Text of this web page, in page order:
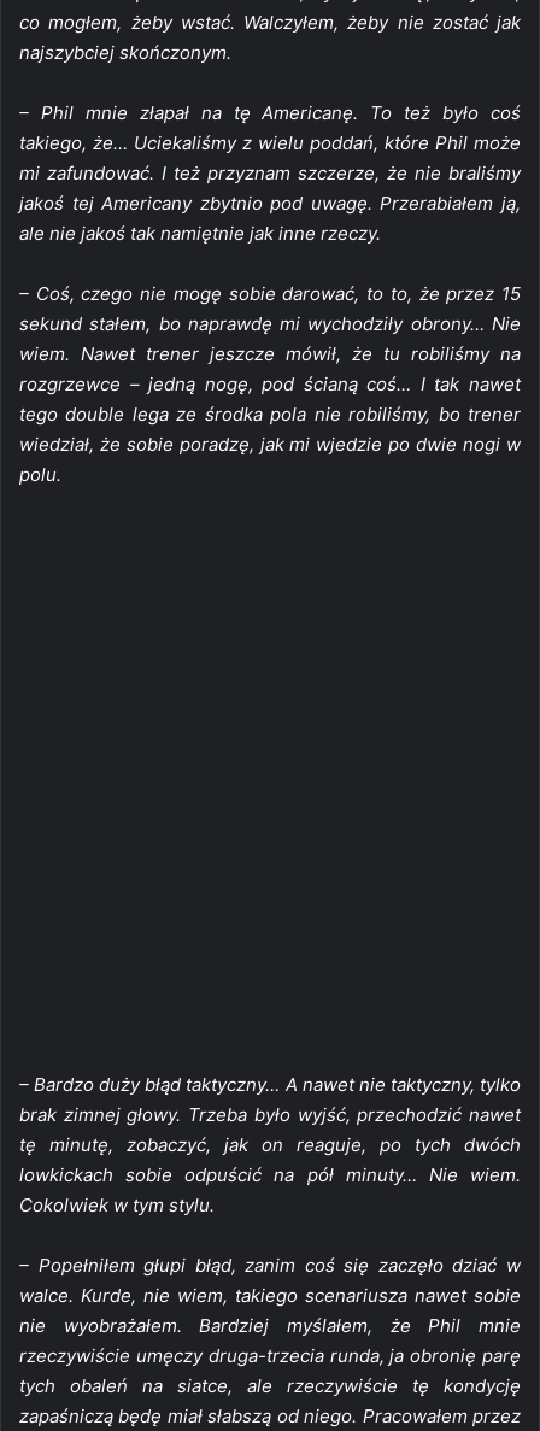
co mogłem, żeby wstać. Walczyłem, żeby nie zostać jak
najszybciej skończonym.
– Phil mnie złapał na tę Americanę. To też było coś
takiego, że… Uciekaliśmy z wielu poddań, które Phil może
mi zafundować. I też przyznam szczerze, że nie braliśmy
jakoś tej Americany zbytnio pod uwagę. Przerabiałem ją,
ale nie jakoś tak namiętnie jak inne rzeczy.
– Coś, czego nie mogę sobie darować, to to, że przez 15
sekund stałem, bo naprawdę mi wychodziły obrony… Nie
wiem. Nawet trener jeszcze mówił, że tu robiliśmy na
rozgrzewce – jedną nogę, pod ścianą coś… I tak nawet
tego double lega ze środka pola nie robiliśmy, bo trener
wiedział, że sobie poradzę, jak mi wjedzie po dwie nogi w
polu.
– Bardzo duży błąd taktyczny… A nawet nie taktyczny, tylko
brak zimnej głowy. Trzeba było wyjść, przechodzić nawet
tę minutę, zobaczyć, jak on reaguje, po tych dwóch
lowkickach sobie odpuścić na pół minuty… Nie wiem.
Cokolwiek w tym stylu.
– Popełniłem głupi błąd, zanim coś się zaczęło dziać w
walce. Kurde, nie wiem, takiego scenariusza nawet sobie
nie wyobrażałem. Bardziej myślałem, że Phil mnie
rzeczywiście umęczy druga-trzecia runda, ja obronię parę
tych obaleń na siatce, ale rzeczywiście tę kondycję
zapaśniczą będę miał słabszą od niego. Pracowałem przez